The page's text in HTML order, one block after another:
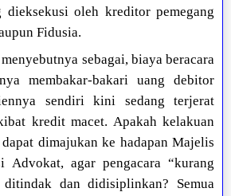
dieksekusi oleh kreditor pemegang
Fidusia.
sebagai, biaya beracara
membakar-bakari uang debitor
sendiri kini sedang terjerat
kredit macet. Apakah kelakuan
dimajukan ke hadapan Majelis
Advokat, agar pengacara “kurang
dan didisiplinkan? Semua